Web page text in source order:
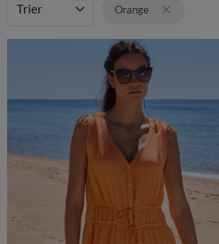
Trier Orange